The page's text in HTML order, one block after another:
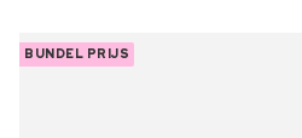
BUNDEL PRIJS